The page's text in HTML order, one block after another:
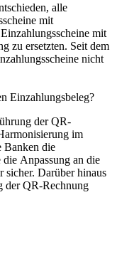
alle
mit
mit
zu ersetzten. Seit dem
nicht
Einzahlungsbeleg?
der QR-
im
Banken die
Anpassung an die
sicher. Darüber hinaus
der QR-Rechnung